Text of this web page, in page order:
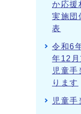
か応援
実施団
表
令和6
年12月
児童手
ります
児童手